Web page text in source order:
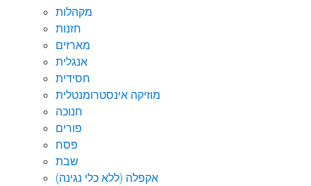
מקהלות
חזנות
מארזים
אנגלית
חסידית
מוזיקה אינסטרומנטלית
חנוכה
פורים
פסח
שבת
אקפלה (ללא כלי נגינה)